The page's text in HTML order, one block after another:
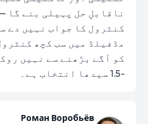
ناقابلِ حل پہیلی بنے گا
مڈفیلڈ میں سب کچھ
کو آگے بڑھنے سے نہیں
-1.5 سیدھا انتخاب ہے۔
Роман Воробьёв